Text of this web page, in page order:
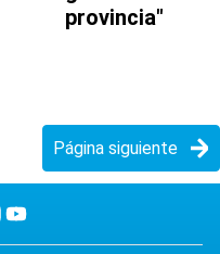
provincia"
Página siguiente